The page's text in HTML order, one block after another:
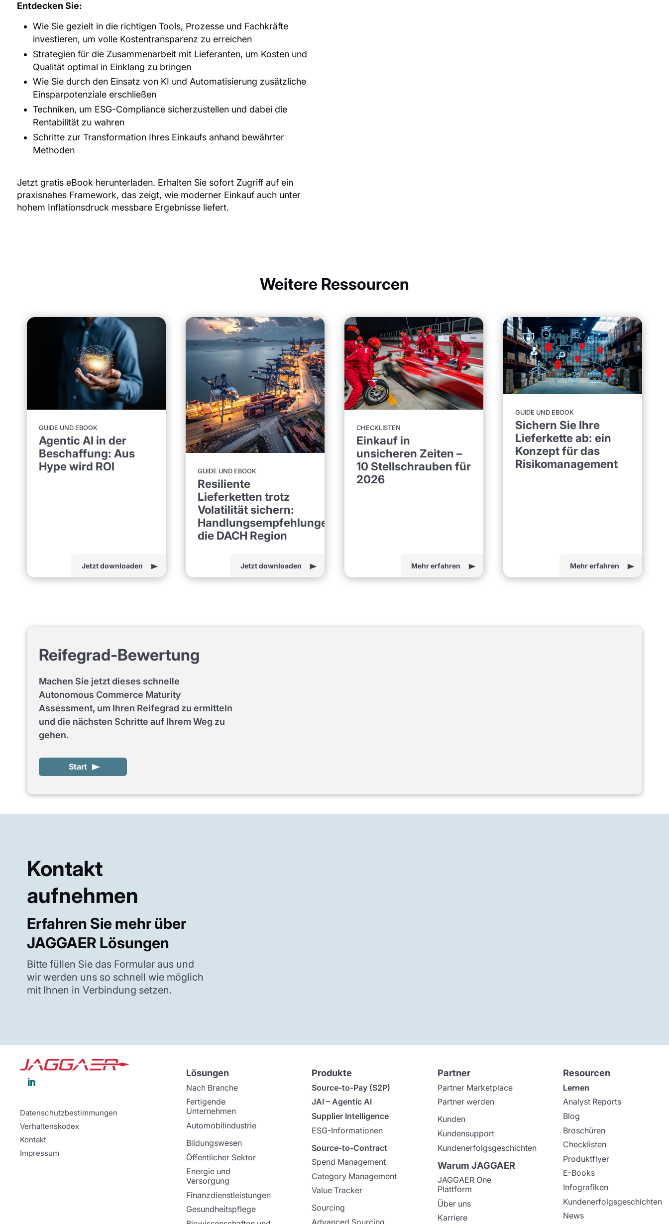
Entdecken Sie:
Wie Sie gezielt in die richtigen Tools, Prozesse und Fachkräfte
investieren, um volle Kostentransparenz zu erreichen
Strategien für die Zusammenarbeit mit Lieferanten, um Kosten und
Qualität optimal in Einklang zu bringen
Wie Sie durch den Einsatz von KI und Automatisierung zusätzliche
Einsparpotenziale erschließen
Techniken, um ESG-Compliance sicherzustellen und dabei die
Rentabilität zu wahren
Schritte zur Transformation Ihres Einkaufs anhand bewährter
Methoden
Jetzt gratis eBook herunterladen. Erhalten Sie sofort Zugriff auf ein
praxisnahes Framework, das zeigt, wie moderner Einkauf auch unter
hohem Inflationsdruck messbare Ergebnisse liefert.
Weitere Ressourcen
GUIDE UND EBOOK
Agentic AI in der
Beschaffung: Aus
Hype wird ROI
Jetzt downloaden
GUIDE UND EBOOK
Resiliente
Lieferketten trotz
Volatilität sichern:
Handlungsempfehlungen
die DACH Region
Jetzt downloaden
CHECKLISTEN
Einkauf in
unsicheren Zeiten –
10 Stellschrauben für
2026
Mehr erfahren
GUIDE UND EBOOK
Sichern Sie Ihre
Lieferkette ab: ein
Konzept für das
Risikomanagement
Mehr erfahren
Reifegrad-Bewertung
Machen Sie jetzt dieses schnelle
Autonomous Commerce Maturity
Assessment, um Ihren Reifegrad zu ermitteln
und die nächsten Schritte auf Ihrem Weg zu
gehen.
Start
Kontakt
aufnehmen
Erfahren Sie mehr über
JAGGAER Lösungen
Bitte füllen Sie das Formular aus und
wir werden uns so schnell wie möglich
mit Ihnen in Verbindung setzen.

Datenschutzbestimmungen
Verhaltenskodex
Kontakt
Impressum
Lösungen
Nach Branche
Fertigende
Unternehmen
Automobilindustrie
Bildungswesen
Öffentlicher Sektor
Energie und
Versorgung
Finanzdienstleistungen
Gesundheitspflege
Produkte
Source-to-Pay (S2P)
JAI – Agentic AI
Supplier Intelligence
ESG-Informationen
Source-to-Contract
Spend Management
Category Management
Value Tracker
Sourcing
Partner
Partner Marketplace
Partner werden
Kunden
Kundensupport
Kundenerfolgsgeschichten
Warum JAGGAER
JAGGAER One
Plattform
Über uns
Karriere
Resourcen
Lernen
Analyst Reports
Blog
Broschüren
Checklisten
Produktflyer
E-Books
Infografiken
Kundenerfolgsgeschichten
News